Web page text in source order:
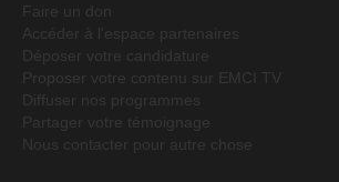
Faire un don
Accéder à l'espace partenaires
Déposer votre candidature
Proposer votre contenu sur EMCI TV
Diffuser nos programmes
Partager votre témoignage
Nous contacter pour autre chose